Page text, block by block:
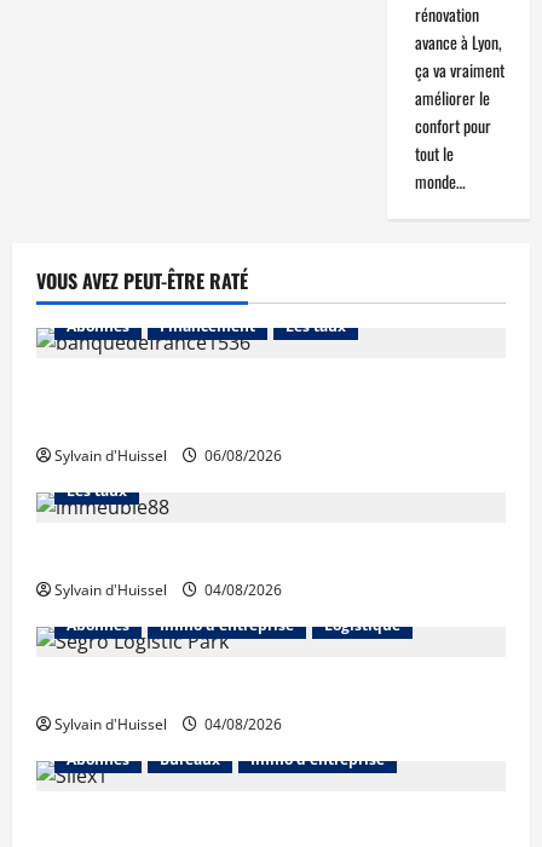
rénovation
avance à Lyon,
ça va vraiment
améliorer le
confort pour
tout le
monde…
VOUS AVEZ PEUT-ÊTRE RATÉ
Abonnés Financement Les taux
Sylvain d'Huissel 06/08/2026
Abonnés Financement
Les taux
Sylvain d'Huissel
04/08/2026
Abonnés
Immo d'entreprise Logistique
Sylvain d'Huissel
04/08/2026
Abonnés
Bureaux Immo d'entreprise